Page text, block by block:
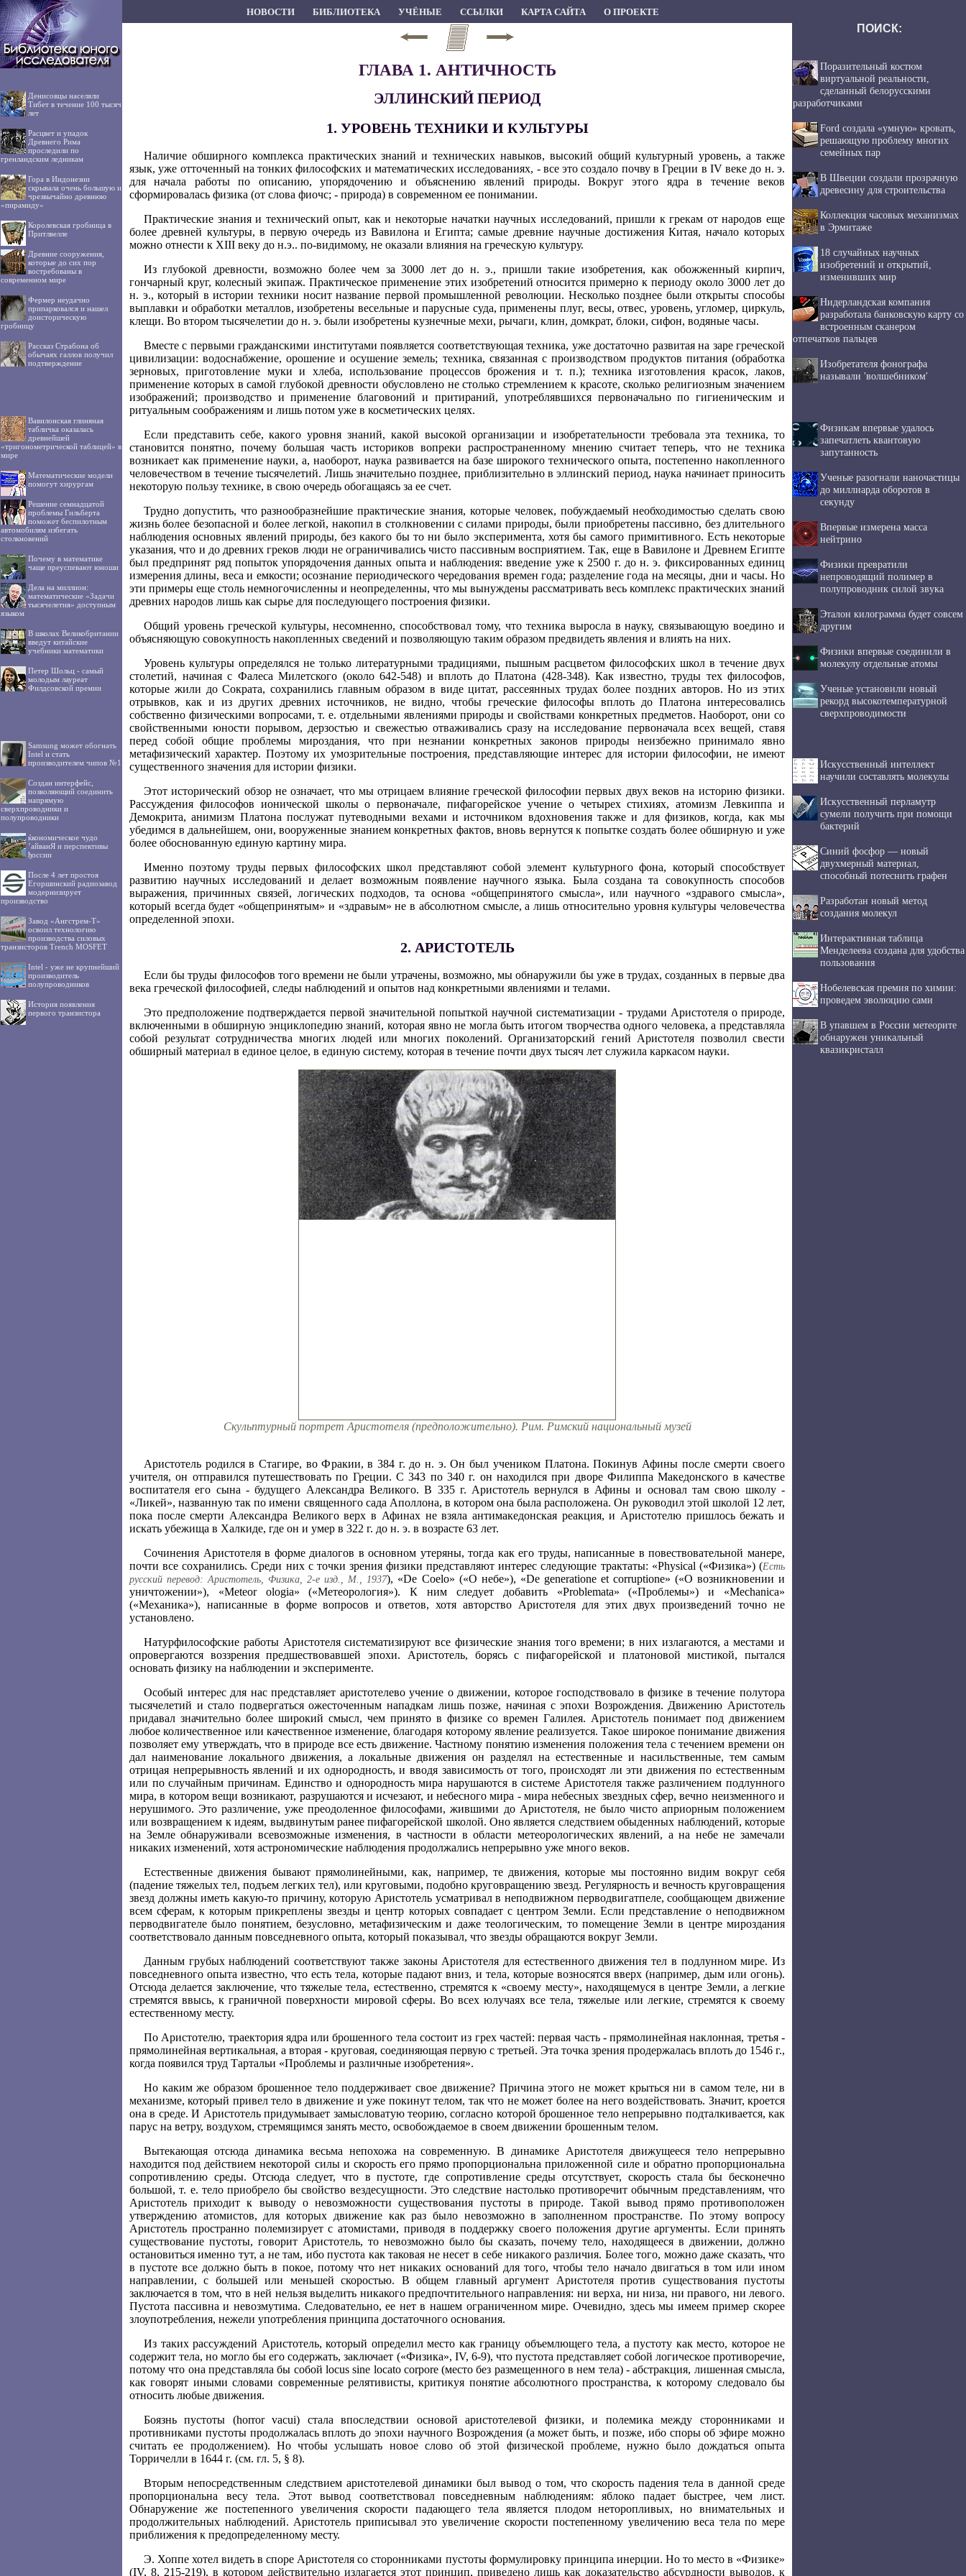
НОВОСТИ БИБЛИОТЕКА УЧЁНЫЕ ССЫЛКИ КАРТА САЙТА О ПРОЕКТЕ
Денисовцы населяли
Тибет в течение 100 тысяч
лет
Расцвет и упадок
Древнего Рима
проследили по
гренландским ледникам
Гора в Индонезии
скрывала очень большую и
чрезвычайно древнюю
«пирамиду»
Королевская гробница в
Притлвелле
Древние сооружения,
которые до сих пор
востребованы в
современном мире
Фермер неудачно
припарковался и нашел
доисторическую
гробницу
Рассказ Страбона об
обычаях галлов получил
подтверждение
Вавилонская глиняная
табличка оказалась
древнейшей
«тригонометрической таблицей» в
мире
Математические модели
помогут хирургам
Решение семнадцатой
проблемы Гильберта
поможет беспилотным
автомобилям избегать
столкновений
Почему в математике
чаще преуспевают юноши
Дела на миллион:
математические «Задачи
тысячелетия» доступным
языком
В школах Великобритании
введут китайские
учебники математики
Петер Шольц - самый
молодым лауреат
Филдсовской премии
Samsung может обогнать
Intel и стать
производителем чипов №1
Создан интерфейс,
позволяющий соединить
напрямую
сверхпроводники и
полупроводники
ќкономическое чудо
’айванЯ и перспективы
ђоссии
После 4 лет простоя
Егоршинский радиозавод
модернизирует
производство
Завод «Ангстрем-Т»
освоил технологию
производства силовых
транзисторов Trench MOSFET
Intel - уже не крупнейший
производитель
полупроводников
История появления
первого транзистора
ГЛАВА 1. АНТИЧНОСТЬ
ЭЛЛИНСКИЙ ПЕРИОД
1. УРОВЕНЬ ТЕХНИКИ И КУЛЬТУРЫ
Наличие обширного комплекса практических знаний и технических навыков, высокий общий культурный уровень, а также
язык, уже отточенный на тонких философских и математических исследованиях, - все это создало почву в Греции в IV веке до н. э.
для начала работы по описанию, упорядочению и объяснению явлений природы. Вокруг этого ядра в течение веков
сформировалась физика (от слова фиочс; - природа) в современном ее понимании.
Практические знания и технический опыт, как и некоторые начатки научных исследований, пришли к грекам от народов еще
более древней культуры, в первую очередь из Вавилона и Египта; самые древние научные достижения Китая, начало которых
можно отнести к XIII веку до н.э.. по-видимому, не оказали влияния на греческую культуру.
Из глубокой древности, возможно более чем за 3000 лет до н. э., пришли такие изобретения, как обожженный кирпич,
гончарный круг, колесный экипаж. Практическое применение этих изобретений относится примерно к периоду около 3000 лет до
н. э., который в истории техники носит название первой промышленной революции. Несколько позднее были открыты способы
выплавки и обработки металлов, изобретены весельные и парусные суда, применены плуг, весы, отвес, уровень, угломер, циркуль,
клещи. Во втором тысячелетии до н. э. были изобретены кузнечные мехи, рычаги, клин, домкрат, блоки, сифон, водяные часы.
Вместе с первыми гражданскими институтами появляется соответствующая техника, уже достаточно развитая на заре греческой
цивилизации: водоснабжение, орошение и осушение земель; техника, связанная с производством продуктов питания (обработка
зерновых, приготовление муки и хлеба, использование процессов брожения и т. п.); техника изготовления красок, лаков,
применение которых в самой глубокой древности обусловлено не столько стремлением к красоте, сколько религиозным значением
изображений; производство и применение благовоний и притираний, употреблявшихся первоначально по гигиеническим и
ритуальным соображениям и лишь потом уже в косметических целях.
Если представить себе, какого уровня знаний, какой высокой организации и изобретательности требовала эта техника, то
становится понятно, почему большая часть историков вопреки распространенному мнению считает теперь, что не техника
возникает как применение науки, а, наоборот, наука развивается на базе широкого технического опыта, постепенно накопленного
человечеством в течение тысячелетий. Лишь значительно позднее, приблизительно в эллинский период, наука начинает приносить
некоторую пользу технике, в свою очередь обогащаясь за ее счет.
Трудно допустить, что разнообразнейшие практические знания, которые человек, побуждаемый необходимостью сделать свою
жизнь более безопасной и более легкой, накопил в столкновении с силами природы, были приобретены пассивно, без длительного
наблюдения основных явлений природы, без какого бы то ни было эксперимента, хотя бы самого примитивного. Есть некоторые
указания, что и до древних греков люди не ограничивались чисто пассивным восприятием. Так, еще в Вавилоне и Древнем Египте
был предпринят ряд попыток упорядочения данных опыта и наблюдения: введение уже к 2500 г. до н. э. фиксированных единиц
измерения длины, веса и емкости; осознание периодического чередования времен года; разделение года на месяцы, дни и часы. Но
эти примеры еще столь немногочисленны и неопределенны, что мы вынуждены рассматривать весь комплекс практических знаний
древних народов лишь как сырье для последующего построения физики.
Общий уровень греческой культуры, несомненно, способствовал тому, что техника выросла в науку, связывающую воедино и
объясняющую совокупность накопленных сведений и позволяющую таким образом предвидеть явления и влиять на них.
Уровень культуры определялся не только литературными традициями, пышным расцветом философских школ в течение двух
столетий, начиная с Фалеса Милетского (около 642-548) и вплоть до Платона (428-348). Как известно, труды тех философов,
которые жили до Сократа, сохранились главным образом в виде цитат, рассеянных трудах более поздних авторов. Но из этих
отрывков, как и из других древних источников, не видно, чтобы греческие философы вплоть до Платона интересовались
собственно физическими вопросами, т. е. отдельными явлениями природы и свойствами конкретных предметов. Наоборот, они со
свойственными юности порывом, дерзостью и свежестью отваживались сразу на исследование первоначала всех вещей, ставя
перед собой общие проблемы мироздания, что при незнании конкретных законов природы неизбежно принимало явно
метафизический характер. Поэтому их умозрительные построения, представляющие интерес для истории философии, не имеют
существенного значения для истории физики.
Этот исторический обзор не означает, что мы отрицаем влияние греческой философии первых двух веков на историю физики.
Рассуждения философов ионической школы о первоначале, пифагорейское учение о четырех стихиях, атомизм Левкиппа и
Демокрита, анимизм Платона послужат путеводными вехами и источником вдохновения также и для физиков, когда, как мы
убедимся в дальнейшем, они, вооруженные знанием конкретных фактов, вновь вернутся к попытке создать более обширную и уже
более обоснованную единую картину мира.
Именно поэтому труды первых философских школ представляют собой элемент культурного фона, который способствует
развитию научных исследований и делает возможным появление научного языка. Была создана та совокупность способов
выражения, причинных связей, логических подходов, та основа «общепринятого смысла», или научного «здравого смысла»,
который всегда будет «общепринятым» и «здравым» не в абсолютном смысле, а лишь относительно уровня культуры человечества
определенной эпохи.
2. АРИСТОТЕЛЬ
Если бы труды философов того времени не были утрачены, возможно, мы обнаружили бы уже в трудах, созданных в первые два
века греческой философией, следы наблюдений и опытов над конкретными явлениями и телами.
Это предположение подтверждается первой значительной попыткой научной систематизации - трудами Аристотеля о природе,
включенными в обширную энциклопедию знаний, которая явно не могла быть итогом творчества одного человека, а представляла
собой результат сотрудничества многих людей или многих поколений. Организаторский гений Аристотеля позволил свести
обширный материал в единое целое, в единую систему, которая в течение почти двух тысяч лет служила каркасом науки.
Скульптурный портрет Аристотеля (предположительно). Рим. Римский национальный музей
Аристотель родился в Стагире, во Фракии, в 384 г. до н. э. Он был учеником Платона. Покинув Афины после смерти своего
учителя, он отправился путешествовать по Греции. С 343 по 340 г. он находился при дворе Филиппа Македонского в качестве
воспитателя его сына - будущего Александра Великого. В 335 г. Аристотель вернулся в Афины и основал там свою школу -
«Ликей», названную так по имени священного сада Аполлона, в котором она была расположена. Он руководил этой школой 12 лет,
пока после смерти Александра Великого верх в Афинах не взяла антимакедонская реакция, и Аристотелю пришлось бежать и
искать убежища в Халкиде, где он и умер в 322 г. до н. э. в возрасте 63 лет.
Сочинения Аристотеля в форме диалогов в основном утеряны, тогда как его труды, написанные в повествовательной манере,
почти все сохранились. Среди них с точки зрения физики представляют интерес следующие трактаты: «Physical («Физика») (Есть
русский перевод: Аристотель, Физика, 2-е изд., М., 1937), «De Coelo» («О небе»), «De generatione et corruptione» («О возникновении и
уничтожении»), «Meteor ologia» («Метеорология»). К ним следует добавить «Problemata» («Проблемы») и «Mechanica»
(«Механика»), написанные в форме вопросов и ответов, хотя авторство Аристотеля для этих двух произведений точно не
установлено.
Натурфилософские работы Аристотеля систематизируют все физические знания того времени; в них излагаются, а местами и
опровергаются воззрения предшествовавшей эпохи. Аристотель, борясь с пифагорейской и платоновой мистикой, пытался
основать физику на наблюдении и эксперименте.
Особый интерес для нас представляет аристотелево учение о движении, которое господствовало в физике в течение полутора
тысячелетий и стало подвергаться ожесточенным нападкам лишь позже, начиная с эпохи Возрождения. Движению Аристотель
придавал значительно более широкий смысл, чем принято в физике со времен Галилея. Аристотель понимает под движением
любое количественное или качественное изменение, благодаря которому явление реализуется. Такое широкое понимание движения
позволяет ему утверждать, что в природе все есть движение. Частному понятию изменения положения тела с течением времени он
дал наименование локального движения, а локальные движения он разделял на естественные и насильственные, тем самым
отрицая непрерывность явлений и их однородность, и вводя зависимость от того, происходят ли эти движения по естественным
или по случайным причинам. Единство и однородность мира нарушаются в системе Аристотеля также различением подлунного
мира, в котором вещи возникают, разрушаются и исчезают, и небесного мира - мира небесных звездных сфер, вечно неизменного и
нерушимого. Это различение, уже преодоленное философами, жившими до Аристотеля, не было чисто априорным положением
или возвращением к идеям, выдвинутым ранее пифагорейской школой. Оно является следствием обыденных наблюдений, которые
на Земле обнаруживали всевозможные изменения, в частности в области метеорологических явлений, а на небе не замечали
никаких изменений, хотя астрономические наблюдения продолжались непрерывно уже много веков.
Естественные движения бывают прямолинейными, как, например, те движения, которые мы постоянно видим вокруг себя
(падение тяжелых тел, подъем легких тел), или круговыми, подобно круговращению звезд. Регулярность и вечность круговращения
звезд должны иметь какую-то причину, которую Аристотель усматривал в неподвижном перводвигатпеле, сообщающем движение
всем сферам, к которым прикреплены звезды и центр которых совпадает с центром Земли. Если представление о неподвижном
перводвигателе было понятием, безусловно, метафизическим и даже теологическим, то помещение Земли в центре мироздания
соответствовало данным повседневного опыта, который показывал, что звезды обращаются вокруг Земли.
Данным грубых наблюдений соответствуют также законы Аристотеля для естественного движения тел в подлунном мире. Из
повседневного опыта известно, что есть тела, которые падают вниз, и тела, которые возносятся вверх (например, дым или огонь).
Отсюда делается заключение, что тяжелые тела, естественно, стремятся к «своему месту», находящемуся в центре Земли, а легкие
стремятся ввысь, к граничной поверхности мировой сферы. Во всех юлучаях все тела, тяжелые или легкие, стремятся к своему
естественному месту.
По Аристотелю, траектория ядра или брошенного тела состоит из грех частей: первая часть - прямолинейная наклонная, третья -
прямолинейная вертикальная, а вторая - круговая, соединяющая первую с третьей. Эта точка зрения продержалась вплоть до 1546 г.,
когда появился труд Тартальи «Проблемы и различные изобретения».
Но каким же образом брошенное тело поддерживает свое движение? Причина этого не может крыться ни в самом теле, ни в
механизме, который привел тело в движение и уже покинут телом, так что не может более на него воздействовать. Значит, кроется
она в среде. И Аристотель придумывает замысловатую теорию, согласно которой брошенное тело непрерывно подталкивается, как
парус на ветру, воздухом, стремящимся занять место, освобождаемое в своем движении брошенным телом.
Вытекающая отсюда динамика весьма непохожа на современную. В динамике Аристотеля движущееся тело непрерывно
находится под действием некоторой силы и скорость его прямо пропорциональна приложенной силе и обратно пропорциональна
сопротивлению среды. Отсюда следует, что в пустоте, где сопротивление среды отсутствует, скорость стала бы бесконечно
большой, т. е. тело приобрело бы свойство вездесущности. Это следствие настолько противоречит обычным представлениям, что
Аристотель приходит к выводу о невозможности существования пустоты в природе. Такой вывод прямо противоположен
утверждению атомистов, для которых движение как раз было невозможно в заполненном пространстве. По этому вопросу
Аристотель пространно полемизирует с атомистами, приводя в поддержку своего положения другие аргументы. Если принять
существование пустоты, говорит Аристотель, то невозможно было бы сказать, почему тело, находящееся в движении, должно
остановиться именно тут, а не там, ибо пустота как таковая не несет в себе никакого различия. Более того, можно даже сказать, что
в пустоте все должно быть в покое, потому что нет никаких оснований для того, чтобы тело начало двигаться в том или ином
направлении, с большей или меньшей скоростью. В общем главный аргумент Аристотеля против существования пустоты
заключается в том, что в ней нельзя выделить никакого предпочтительного направления: ни верха, ни низа, ни правого, ни левого.
Пустота пассивна и невозмутима. Следовательно, ее нет в нашем ограниченном мире. Очевидно, здесь мы имеем пример скорее
злоупотребления, нежели употребления принципа достаточного основания.
Из таких рассуждений Аристотель, который определил место как границу объемлющего тела, а пустоту как место, которое не
содержит тела, но могло бы его содержать, заключает («Физика», IV, 6-9), что пустота представляет собой логическое противоречие,
потому что она представляла бы собой locus sine locato corpore (место без размещенного в нем тела) - абстракция, лишенная смысла,
как говорят иными словами современные релятивисты, критикуя понятие абсолютного пространства, к которому следовало бы
относить любые движения.
Боязнь пустоты (horror vacui) стала впоследствии основой аристотелевой физики, и полемика между сторонниками и
противниками пустоты продолжалась вплоть до эпохи научного Возрождения (а может быть, и позже, ибо споры об эфире можно
считать ее продолжением). Но чтобы услышать новое слово об этой физической проблеме, нужно было дождаться опыта
Торричелли в 1644 г. (см. гл. 5, § 8).
Вторым непосредственным следствием аристотелевой динамики был вывод о том, что скорость падения тела в данной среде
пропорциональна весу тела. Этот вывод соответствовал повседневным наблюдениям: яблоко падает быстрее, чем лист.
Обнаружение же постепенного увеличения скорости падающего тела является плодом неторопливых, но внимательных и
продолжительных наблюдений. Аристотель приписывал это увеличение скорости постепенному увеличению веса тела по мере
приближения к предопределенному месту.
Э. Хоппе хотел видеть в споре Аристотеля со сторонниками пустоты формулировку принципа инерции. Но то место в «Физике»
(IV, 8, 215-219), в котором действительно излагается этот принцип, приведено лишь как доказательство абсурдности выводов, к
ПОИСК:
Поразительный костюм
виртуальной реальности,
сделанный белорусскими
разработчиками
Ford создала «умную» кровать,
решающую проблему многих
семейных пар
В Швеции создали прозрачную
древесину для строительства
Коллекция часовых механизмах
в Эрмитаже
18 случайных научных
изобретений и открытий,
изменивших мир
Нидерландская компания
разработала банковскую карту со
встроенным сканером
отпечатков пальцев
Изобретателя фонографа
называли 'волшебником'
Физикам впервые удалось
запечатлеть квантовую
запутанность
Ученые разогнали наночастицы
до миллиарда оборотов в
секунду
Впервые измерена масса
нейтрино
Физики превратили
непроводящий полимер в
полупроводник силой звука
Эталон килограмма будет совсем
другим
Физики впервые соединили в
молекулу отдельные атомы
Ученые установили новый
рекорд высокотемпературной
сверхпроводимости
Искусственный интеллект
научили составлять молекулы
Искусственный перламутр
сумели получить при помощи
бактерий
Синий фосфор — новый
двухмерный материал,
способный потеснить графен
Разработан новый метод
создания молекул
Интерактивная таблица
Менделеева создана для удобства
пользования
Нобелевская премия по химии:
проведем эволюцию сами
В упавшем в России метеорите
обнаружен уникальный
квазикристалл